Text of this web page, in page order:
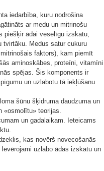
iedarbība, kuru nodrošina
ar medu un mitrinošu
piešķir ādai veselīgu izskatu,
tvirtāku. Medus satur cukuru
faktors), kam piemīt
aminoskābes, proteīni, vitamīni
spējas. Šis komponents ir
un uzlabotu tā iekļūšanu
šūnu šķidruma daudzuma un
«osmolītu» teorijas.
un gadalaikam. Ieteicams
kas novērš novecošanās
uzlabo ādas izskatu un